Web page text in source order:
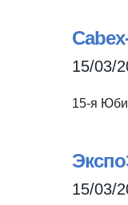
15/03/
15-я
15/03/